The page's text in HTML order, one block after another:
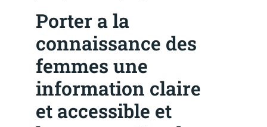
Porter a la
connaissance des
femmes une
information claire
et accessible et